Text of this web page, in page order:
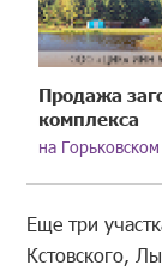
Продажа
комплекса
на
Еще три
Кстовского,